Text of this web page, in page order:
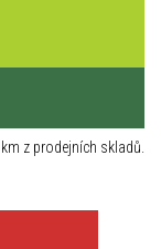
z prodejních skladů.